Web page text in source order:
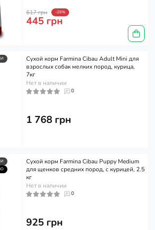
617 грн -28%
445 грн
Сухой корм Farmina Cibau Adult Mini для
взрослых собак мелких пород, курица,
7кг
Нет в наличии
0
1 768 грн
Сухой корм Farmina Cibau Puppy Medium
для щенков средних пород, с курицей, 2.5
кг
Нет в наличии
0
925 грн